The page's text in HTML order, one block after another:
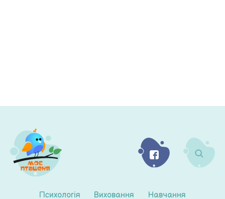
Психологія Виховання Навчання